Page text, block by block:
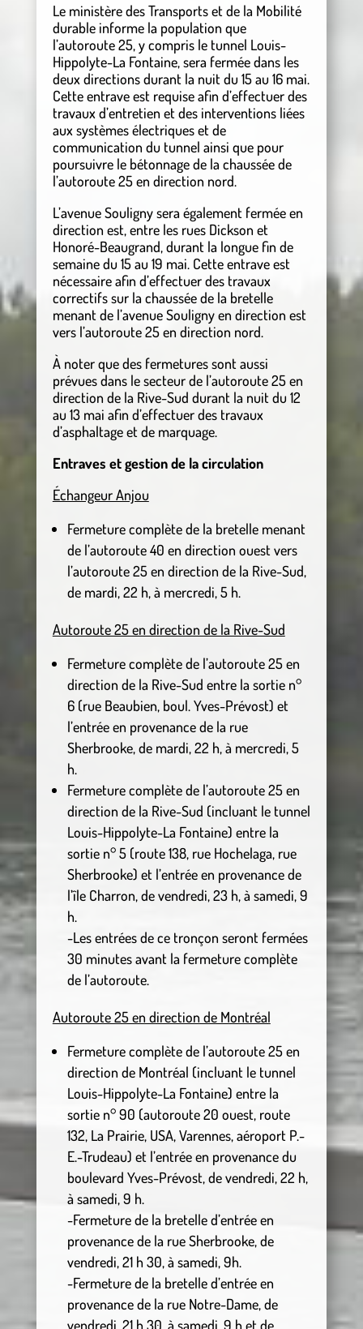
Le ministère des Transports et de la Mobilité
durable informe la population que
l’autoroute 25, y compris le tunnel Louis-
Hippolyte-La Fontaine, sera fermée dans les
deux directions durant la nuit du 15 au 16 mai.
Cette entrave est requise afin d’effectuer des
travaux d’entretien et des interventions liées
aux systèmes électriques et de
communication du tunnel ainsi que pour
poursuivre le bétonnage de la chaussée de
l’autoroute 25 en direction nord.
L’avenue Souligny sera également fermée en
direction est, entre les rues Dickson et
Honoré-Beaugrand, durant la longue fin de
semaine du 15 au 19 mai. Cette entrave est
nécessaire afin d’effectuer des travaux
correctifs sur la chaussée de la bretelle
menant de l’avenue Souligny en direction est
vers l’autoroute 25 en direction nord.
À noter que des fermetures sont aussi
prévues dans le secteur de l’autoroute 25 en
direction de la Rive-Sud durant la nuit du 12
au 13 mai afin d’effectuer des travaux
d’asphaltage et de marquage.
Entraves et gestion de la circulation
Échangeur Anjou
Fermeture complète de la bretelle menant
de l’autoroute 40 en direction ouest vers
l’autoroute 25 en direction de la Rive-Sud,
de mardi, 22 h, à mercredi, 5 h.
Autoroute 25 en direction de la Rive-Sud
Fermeture complète de l’autoroute 25 en
direction de la Rive-Sud entre la sortie n°
6 (rue Beaubien, boul. Yves-Prévost) et
l’entrée en provenance de la rue
Sherbrooke, de mardi, 22 h, à mercredi, 5
h.
Fermeture complète de l’autoroute 25 en
direction de la Rive-Sud (incluant le tunnel
Louis-Hippolyte-La Fontaine) entre la
sortie n° 5 (route 138, rue Hochelaga, rue
Sherbrooke) et l’entrée en provenance de
l’île Charron, de vendredi, 23 h, à samedi, 9
h.
-Les entrées de ce tronçon seront fermées
30 minutes avant la fermeture complète
de l’autoroute.
Autoroute 25 en direction de Montréal
Fermeture complète de l’autoroute 25 en
direction de Montréal (incluant le tunnel
Louis-Hippolyte-La Fontaine) entre la
sortie n° 90 (autoroute 20 ouest, route
132, La Prairie, USA, Varennes, aéroport P.-
E.-Trudeau) et l’entrée en provenance du
boulevard Yves-Prévost, de vendredi, 22 h,
à samedi, 9 h.
-Fermeture de la bretelle d’entrée en
provenance de la rue Sherbrooke, de
vendredi, 21 h 30, à samedi, 9h.
-Fermeture de la bretelle d’entrée en
provenance de la rue Notre-Dame, de
vendredi, 21 h 30, à samedi, 9 h et de